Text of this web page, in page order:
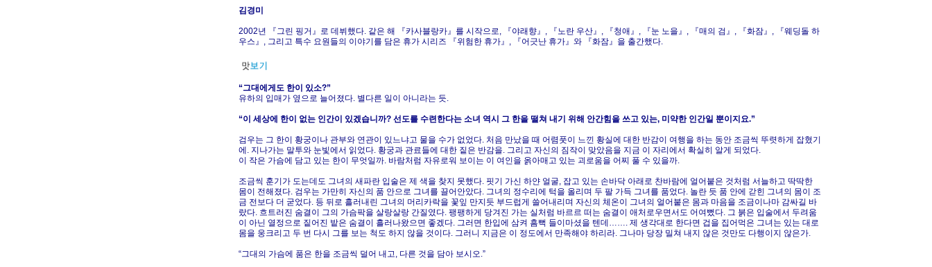
김경미
2002년 『그린 핑거』로 데뷔했다. 같은 해 『카사블랑카』를 시작으로, 『야래향』, 『노란 우산』, 『청애』, 『눈 노을』, 『매의 검』, 『화잠』, 『웨딩돌 하
우스』, 그리고 특수 요원들의 이야기를 담은 휴가 시리즈 『위험한 휴가』, 『어긋난 휴가』와 『화잠』을 출간했다.
“그대에게도 한이 있소?”
유하의 입매가 옆으로 늘어졌다. 별다른 일이 아니라는 듯.
“이 세상에 한이 없는 인간이 있겠습니까? 선도를 수련한다는 소녀 역시 그 한을 떨쳐 내기 위해 안간힘을 쓰고 있는, 미약한 인간일 뿐이지요.”
검우는 그 한이 황궁이나 관부와 연관이 있느냐고 물을 수가 없었다. 처음 만났을 때 어렴풋이 느낀 황실에 대한 반감이 여행을 하는 동안 조금씩 뚜렷하게 잡혔기
에. 지나가는 말투와 눈빛에서 읽었다. 황궁과 관료들에 대한 짙은 반감을. 그리고 자신의 짐작이 맞았음을 지금 이 자리에서 확실히 알게 되었다.
이 작은 가슴에 담고 있는 한이 무엇일까. 바람처럼 자유로워 보이는 이 여인을 옭아매고 있는 괴로움을 어찌 풀 수 있을까.
조금씩 훈기가 도는데도 그녀의 새파란 입술은 제 색을 찾지 못했다. 핏기 가신 하얀 얼굴, 잡고 있는 손바닥 아래로 찬바람에 얼어붙은 것처럼 서늘하고 딱딱한
몸이 전해졌다. 검우는 가만히 자신의 품 안으로 그녀를 끌어안았다. 그녀의 정수리에 턱을 올리며 두 팔 가득 그녀를 품었다. 놀란 듯 품 안에 갇힌 그녀의 몸이 조
금 전보다 더 굳었다. 등 뒤로 흘러내린 그녀의 머리카락을 꽃잎 만지듯 부드럽게 쓸어내리며 자신의 체온이 그녀의 얼어붙은 몸과 마음을 조금이나마 감싸길 바
랐다. 흐트러진 숨결이 그의 가슴팍을 살랑살랑 간질였다. 팽팽하게 당겨진 가는 실처럼 바르르 떠는 숨결이 애처로우면서도 어여뻤다. 그 붉은 입술에서 두려움
이 아닌 열정으로 짙어진 밭은 숨결이 흘러나왔으면 좋겠다. 그러면 한입에 삼켜 흠뻑 들이마셨을 텐데……. 제 생각대로 한다면 겁을 집어먹은 그녀는 있는 대로
몸을 웅크리고 두 번 다시 그를 보는 척도 하지 않을 것이다. 그러니 지금은 이 정도에서 만족해야 하리라. 그나마 당장 밀쳐 내지 않은 것만도 다행이지 않은가.
“그대의 가슴에 품은 한을 조금씩 덜어 내고, 다른 것을 담아 보시오.”